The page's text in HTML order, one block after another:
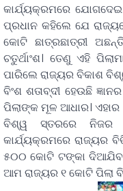
କାର୍ଯ୍ୟକ୍ରମରେ
ପ୍ରଧାନ କହିଲେ ଯେ
କୋଟି ଛାତ୍ରଛାତ୍ରୀ
ଚତୁର୍ଥାଂଶ। ତେଣୁ ଏହି
ପାରିଲେ ରାଜ୍ୟର ବିକାଶ
ବିଂଶ ଶତାବ୍ଦୀ ହେଉଛି
ପିଲାଙ୍କ ମୂଳ ଆଧାର।
ବିଶ୍ୱ ସ୍ତରରେ ନିଜର
କାର୍ଯ୍ୟକ୍ରମରେ ରାଜ୍ୟର
୫୦୦ କୋଟି ଟଙ୍କା
ଆମ ରାଜ୍ୟର ୧ କୋଟି ପିଲା